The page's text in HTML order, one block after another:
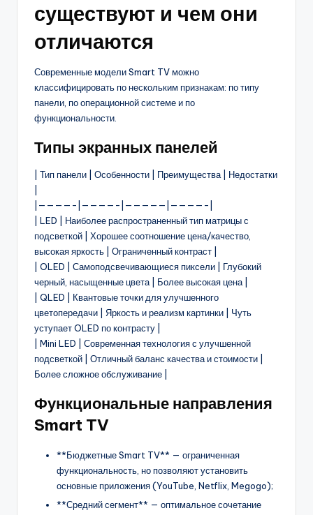
существуют и чем они
отличаются
Современные модели Smart TV можно
классифицировать по нескольким признакам: по типу
панели, по операционной системе и по
функциональности.
Типы экранных панелей
| Тип панели | Особенности | Преимущества | Недостатки
|————-|————-|—————|————-|
| LED | Наиболее распространенный тип матрицы с
подсветкой | Хорошее соотношение цена/качество,
высокая яркость | Ограниченный контраст |
| OLED | Самоподсвечивающиеся пиксели | Глубокий
черный, насыщенные цвета | Более высокая цена |
| QLED | Квантовые точки для улучшенного
цветопередачи | Яркость и реализм картинки | Чуть
уступает OLED по контрасту |
| Mini LED | Современная технология с улучшенной
подсветкой | Отличный баланс качества и стоимости |
Более сложное обслуживание |
Функциональные направления
Smart TV
**Бюджетные Smart TV** — ограниченная
функциональность, но позволяют установить
основные приложения (YouTube, Netflix, Megogo);
**Средний сегмент** — оптимальное сочетание